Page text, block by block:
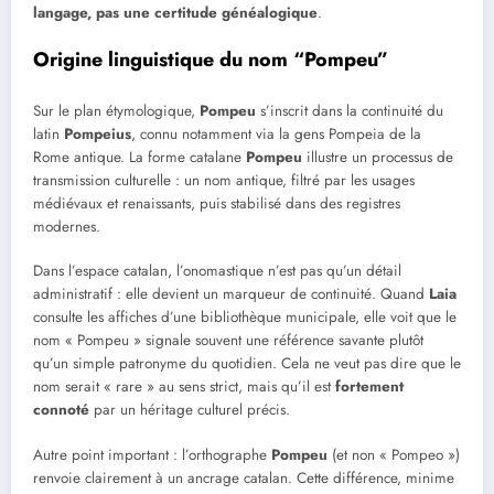
langage, pas une certitude généalogique.
Origine linguistique du nom “Pompeu”
Sur le plan étymologique, Pompeu s’inscrit dans la continuité du
latin Pompeius, connu notamment via la gens Pompeia de la
Rome antique. La forme catalane Pompeu illustre un processus de
transmission culturelle : un nom antique, filtré par les usages
médiévaux et renaissants, puis stabilisé dans des registres
modernes.
Dans l’espace catalan, l’onomastique n’est pas qu’un détail
administratif : elle devient un marqueur de continuité. Quand Laia
consulte les affiches d’une bibliothèque municipale, elle voit que le
nom « Pompeu » signale souvent une référence savante plutôt
qu’un simple patronyme du quotidien. Cela ne veut pas dire que le
nom serait « rare » au sens strict, mais qu’il estfortement
connoté par un héritage culturel précis.
Autre point important : l’orthographe Pompeu (et non « Pompeo »)
renvoie clairement à un ancrage catalan. Cette différence, minime